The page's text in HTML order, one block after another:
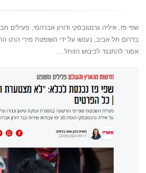
שפי פז, איליה גרנטובסקי ודורון אברהמי, פעילים
בדרום תל אביב, נענשו על ידי השופטת מירי הרט
אסור להתנגד לכיבוש הזוחל…